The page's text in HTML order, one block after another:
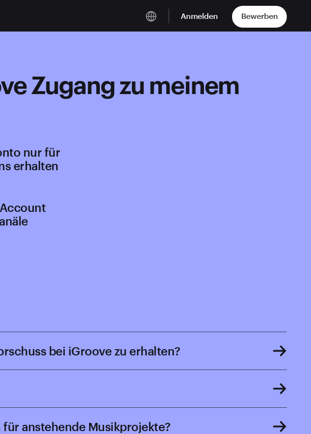
Anmelden Bewerben
Zugang zu meinem
nur für
erhalten
bei iGroove zu erhalten?
anstehende Musikprojekte?